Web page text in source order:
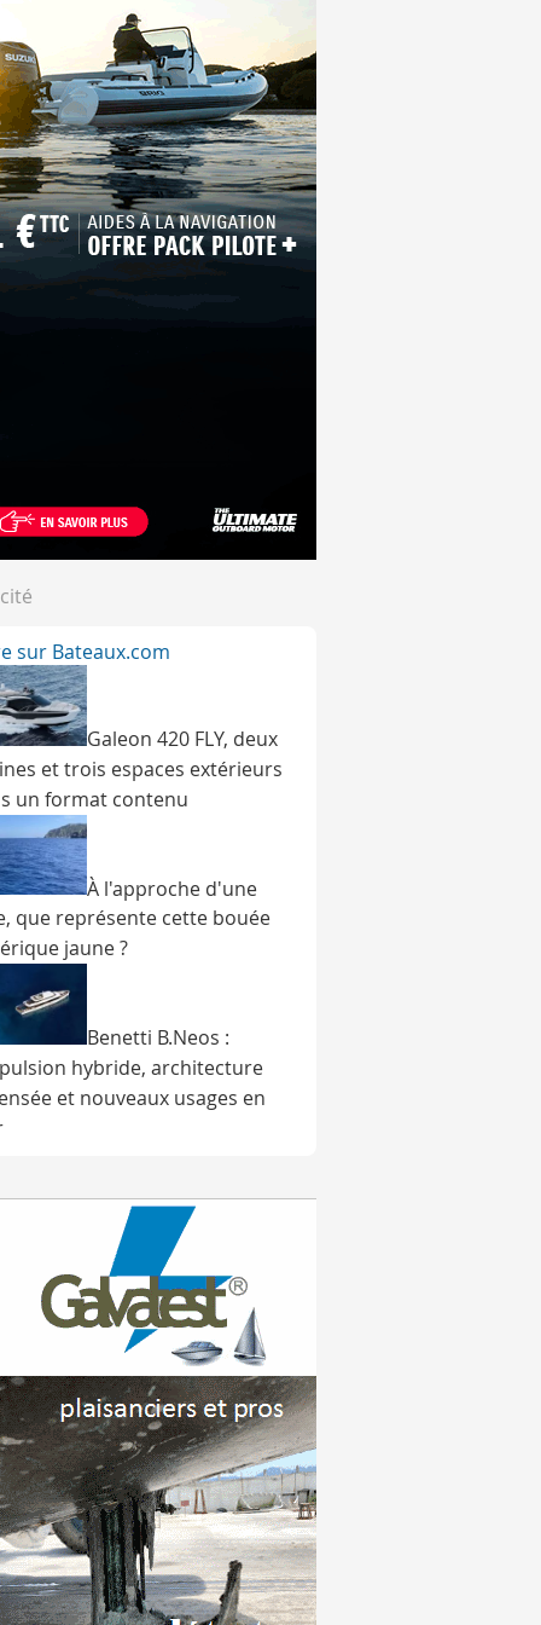
sur Bateaux.com
Galeon 420 FLY, deux
et trois espaces extérieurs
un format contenu
À l'approche d'une
que représente cette bouée
jaune ?
Benetti B.Neos :
hybride, architecture
et nouveaux usages en